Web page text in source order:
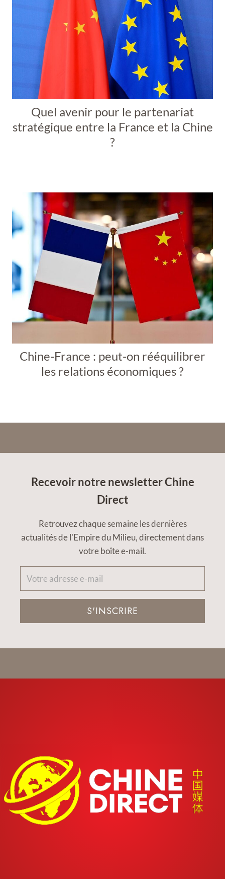
Quel avenir pour le partenariat
stratégique entre la France et la Chine
?
Chine-France : peut-on rééquilibrer
les relations économiques ?
Recevoir notre newsletter Chine
Direct
Retrouvez chaque semaine les dernières
actualités de l'Empire du Milieu, directement dans
votre boîte e-mail.
S'INSCRIRE